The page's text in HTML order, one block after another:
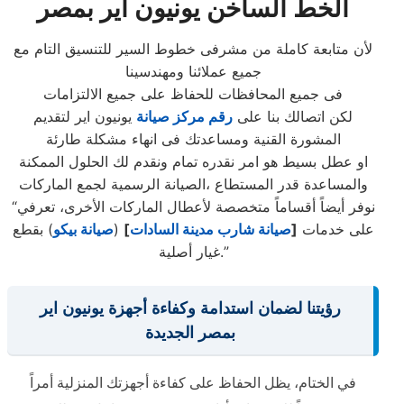
الخط الساخن يونيون اير بمصر
لأن متابعة كاملة من مشرفى خطوط السير للتنسيق التام مع
جميع عملائنا ومهندسينا
فى جميع المحافظات للحفاظ على جميع الالتزامات
لكن اتصالك بنا على رقم مركز صيانة يونيون اير لتقديم
المشورة القنية ومساعدتك فى انهاء مشكلة طارئة
او عطل بسيط هو امر نقدره تمام ونقدم لك الحلول الممكنة
والمساعدة قدر المستطاع ،الصيانة الرسمية لجمع الماركات
“نوفر أيضاً أقساماً متخصصة لأعطال الماركات الأخرى، تعرفي
على خدمات [صيانة شارب مدينة السادات]
(صيانة بيكو) بقطع
غيار أصلية.”
رؤيتنا لضمان استدامة وكفاءة أجهزة يونيون اير
بمصر الجديدة
في الختام، يظل الحفاظ على كفاءة أجهزتك المنزلية أمراً